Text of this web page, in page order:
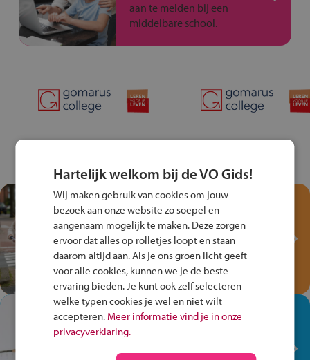
aan te melden bij een
middelbare school.
Test je kennis met het
Fiets Veilig
Verkeersspel!
Speel het Fiets Veilig Verkeersspel
en win een Cortina-fiets!
In de winkel ben je op je
plek!
Ontdek via het vmbo jouw talent
Hartelijk welkom bij de VO Gids!
Wij maken gebruik van cookies om jouw
bezoek aan onze website zo soepel en
aangenaam mogelijk te maken. Deze zorgen
ervoor dat alles op rolletjes loopt en staan
daarom altijd aan. Als je ons groen licht geeft
voor alle cookies, kunnen we je de beste
ervaring bieden. Je kunt ook zelf selecteren
welke typen cookies je wel en niet wilt
accepteren. Meer informatie vind je in onze
privacyverklaring.